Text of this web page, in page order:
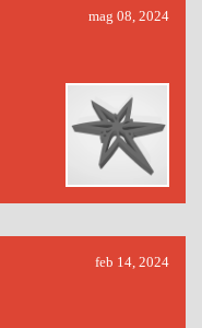
mag 08, 2024
feb 14, 2024